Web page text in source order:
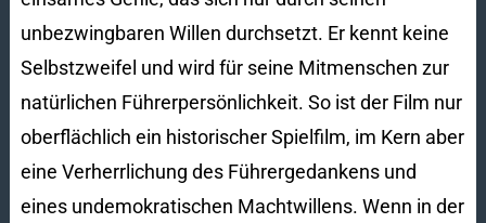
unbezwingbaren Willen durchsetzt. Er kennt keine
Selbstzweifel und wird für seine Mitmenschen zur
natürlichen Führerpersönlichkeit. So ist der Film nur
oberflächlich ein historischer Spielfilm, im Kern aber
eine Verherrlichung des Führergedankens und
eines undemokratischen Machtwillens. Wenn in der